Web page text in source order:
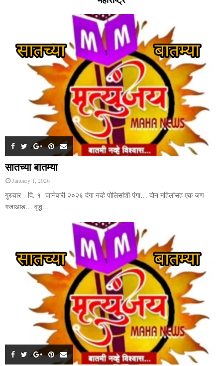
सातच्या बातम्या
January 1, 2026
गुरुवार दि. १ जानेवारी २०२६ दंगा नव्हे पोलिसांशी पंगा… दोन महिलांसह एक जण
गजाआड… वृद्ध...